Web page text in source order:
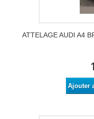
ATTELAGE AUDI A4
Ajouter